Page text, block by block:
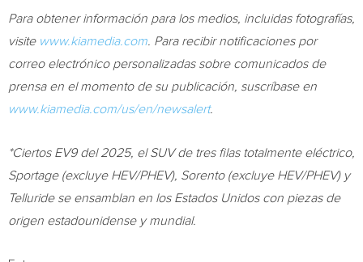
Para obtener información para los medios, incluidas fotografías,
visite www.kiamedia.com . Para recibir notificaciones por
correo electrónico personalizadas sobre comunicados de
prensa en el momento de su publicación, suscríbase en
www.kiamedia.com/us/en/newsalert.
*Ciertos EV9 del 2025, el SUV de tres filas totalmente eléctrico,
Sportage (excluye HEV/PHEV), Sorento (excluye HEV/PHEV) y
Telluride se ensamblan en los Estados Unidos con piezas de
origen estadounidense y mundial.